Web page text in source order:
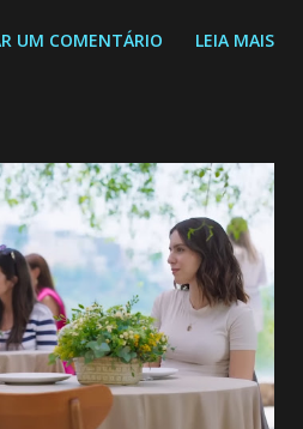
GUADALUPE (Camila
o homem que realmente
dedica todas as suas energias a
estudando e se orgulhando de
a ingressar na
muito alegre, é
determinada, criativa e
e é uma ótima amiga. Pode ser
quando decide fazer algo.
UM COMENTÁRIO LEIA MAIS